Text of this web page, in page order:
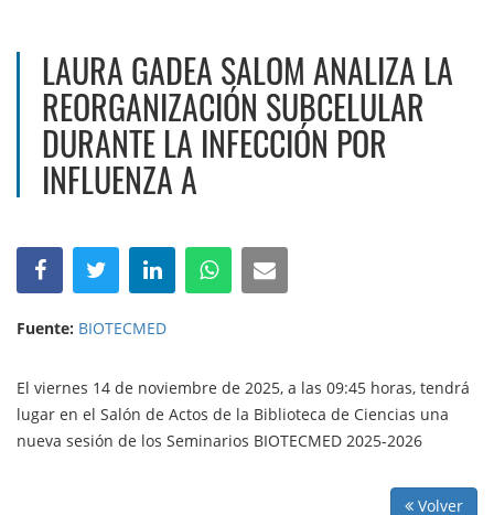
LAURA GADEA SALOM ANALIZA LA
REORGANIZACIÓN SUBCELULAR
DURANTE LA INFECCIÓN POR
INFLUENZA A
Fuente: BIOTECMED
El viernes 14 de noviembre de 2025, a las 09:45 horas, tendrá
lugar en el Salón de Actos de la Biblioteca de Ciencias una
nueva sesión de los Seminarios BIOTECMED 2025-2026
Volver